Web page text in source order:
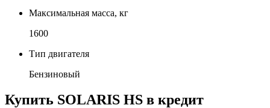
Максимальная масса, кг
1600
Тип двигателя
Бензиновый
Купить SOLARIS HS в кредит